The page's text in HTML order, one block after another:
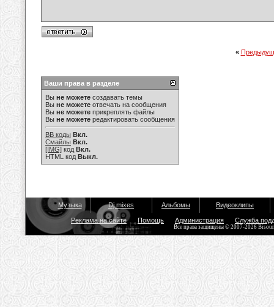
«
Ваши права в разделе
Вы не можете создавать темы
Вы не можете отвечать на сообщения
Вы не можете прикреплять файлы
Вы не можете редактировать сообщения
BB коды Вкл.
Смайлы Вкл.
[IMG] код Вкл.
HTML код Выкл.
Музыка Dj mixes Альбомы Видеоклипы
Реклама на сайте Помощь Администрация Служба
Все права защищены © 2007-2026